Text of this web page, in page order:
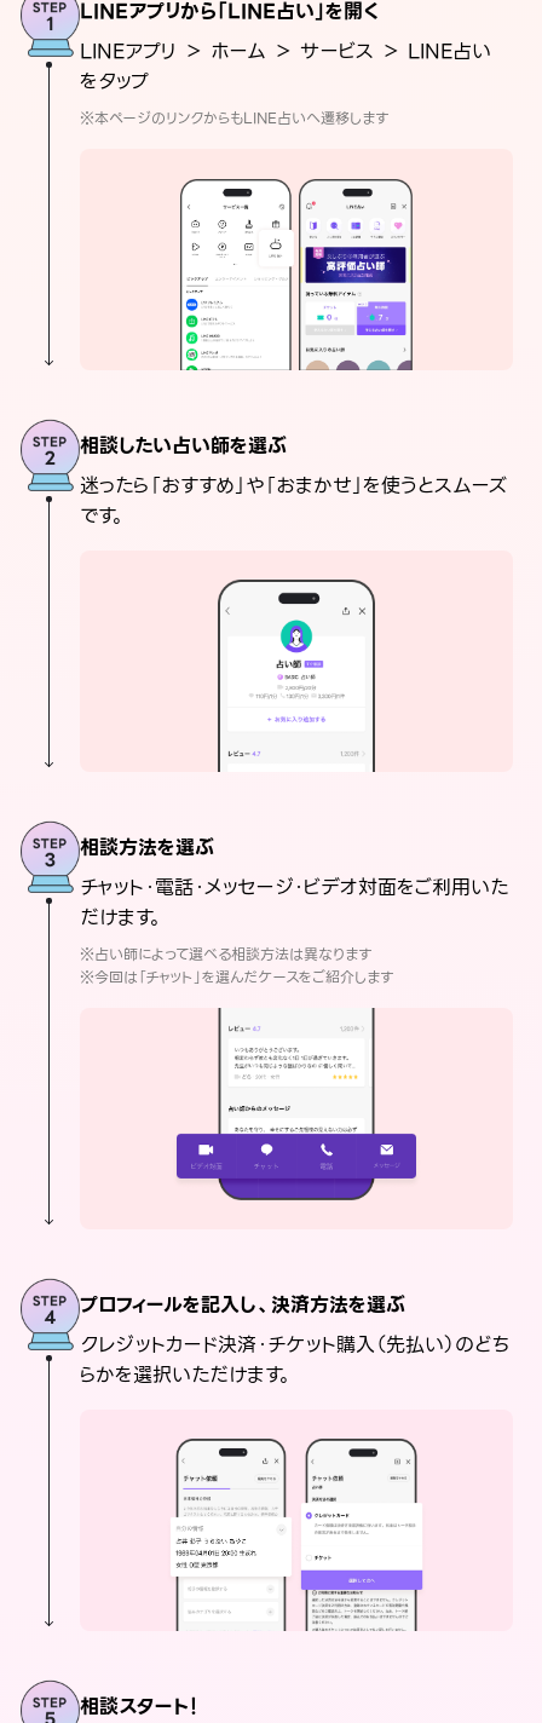
LINEアプリから「LINE占い」を開く
LINEアプリ ＞ ホーム ＞ サービス ＞ LINE占い
をタップ
※本ページのリンクからもLINE占いへ遷移します
相談したい占い師を選ぶ
迷ったら「おすすめ」や「おまかせ」を使うとスムーズ
です。
相談方法を選ぶ
チャット・電話・メッセージ・ビデオ対面をご利用いた
だけます。
※占い師によって選べる相談方法は異なります
※今回は「チャット」を選んだケースをご紹介します
プロフィールを記入し、決済方法を選ぶ
クレジットカード決済・チケット購入（先払い）のどち
らかを選択いただけます。
相談スタート！